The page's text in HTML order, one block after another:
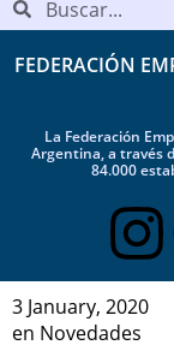
FEDERACIÓN
La Federación
Argentina, a través
84.000
3 January, 2020
en Novedades